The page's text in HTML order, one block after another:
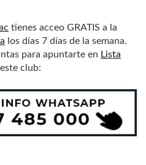
tienes acceo GRATIS a la
los días 7 días de la semana.
para apuntarte en Lista
club: